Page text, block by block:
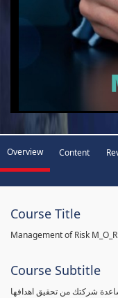
Overview Content
Course Title
Management of Risk M_O_R
Course Subtitle
شركتك من تحقيق اهدافها